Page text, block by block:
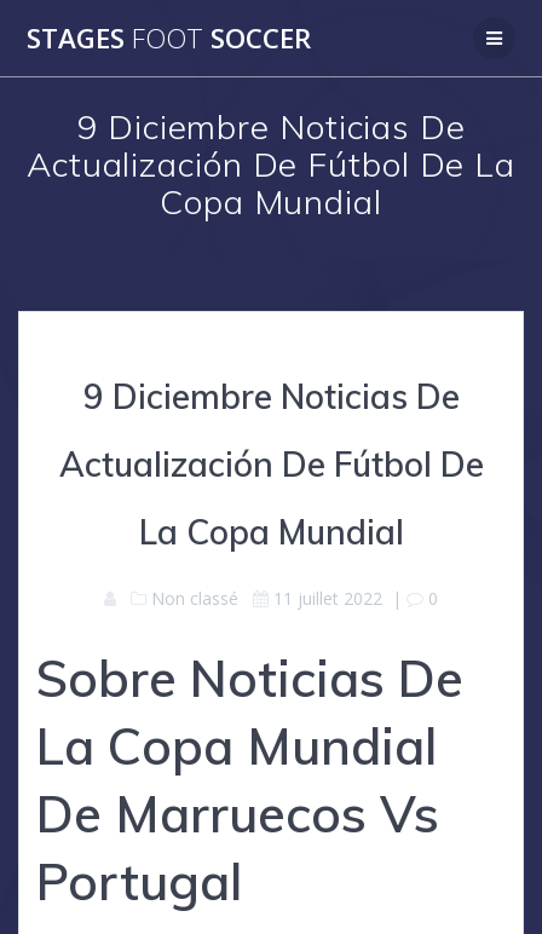
to
STAGES FOOT SOCCER
9 Diciembre Noticias De
Actualización De Fútbol De La
Copa Mundial
9 Diciembre Noticias De
Actualización De Fútbol De
La Copa Mundial
Non classé 11 juillet 2022 | 0
Sobre Noticias De
La Copa Mundial
De Marruecos Vs
Portugal